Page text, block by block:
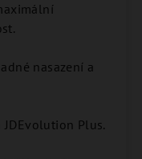
nasazení a
Plus.